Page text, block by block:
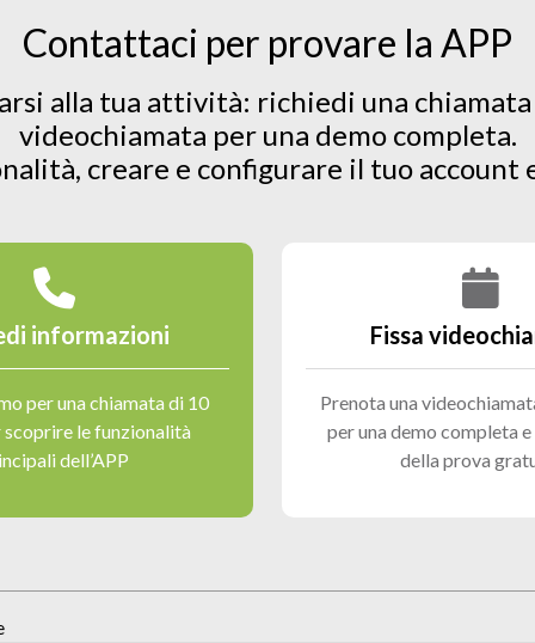
Contattaci per provare la APP
alla tua attività: richiedi una
videochiamata per una demo completa.
creare e configurare il tuo account
informazioni
per una chiamata di 10
scoprire le funzionalità
dell’APP
Fissa
Prenota una
per una demo completa
della prova